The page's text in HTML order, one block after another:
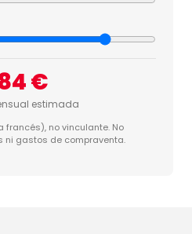
€
estimada
no vinculante. No
ni gastos de compraventa.